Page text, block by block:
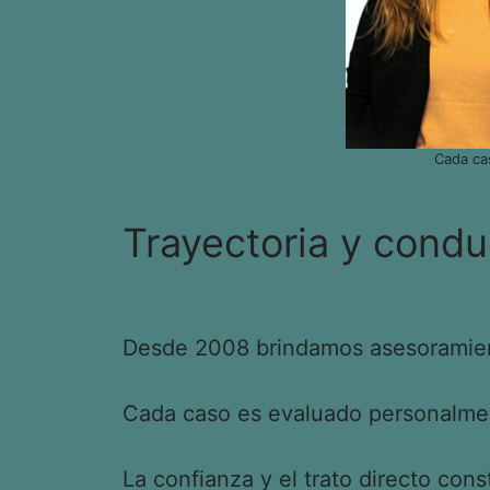
Cada
Trayectoria y
Desde 2008 brindamos
Cada caso es evaluado
La confianza y el trato directo